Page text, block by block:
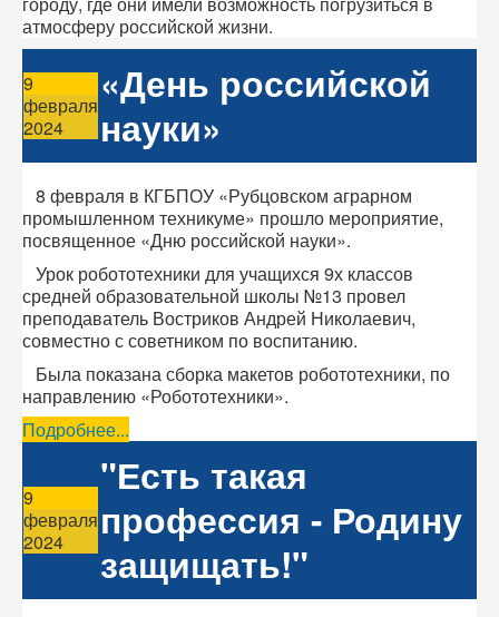
атмосферу российской жизни.
9
февраля
2024
«День российской
науки»
8 февраля в КГБПОУ «Рубцовском аграрном
промышленном техникуме» прошло мероприятие,
посвященное «Дню российской науки».
Урок робототехники для учащихся 9х классов
средней образовательной школы №13 провел
преподаватель Востриков Андрей Николаевич,
совместно с советником по воспитанию.
Была показана сборка макетов робототехники, по
направлению «Робототехники».
Подробнее...
9
февраля
2024
"Есть такая
профессия - Родину
защищать!"